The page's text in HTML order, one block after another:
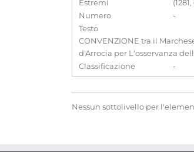
Estremi
Numero
-
Testo
CONVENZIONE tra il
d'Arrocia per L'osservanza
Classificazione
-
Nessun sottolivello per